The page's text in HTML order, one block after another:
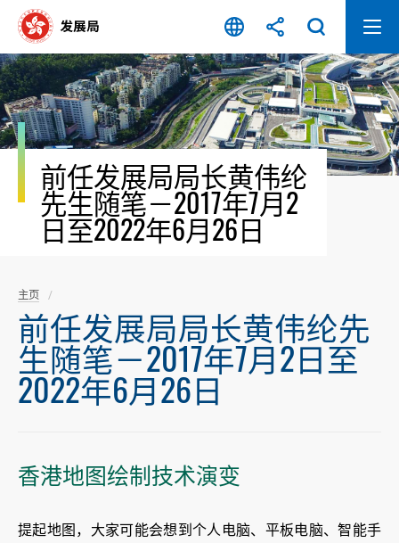
容
开
始
前任发展局局长黄伟纶
先生随笔－2017年7月2
日至2022年6月26日
主页
前任发展局局长黄伟纶先
生随笔－2017年7月2日至
2022年6月26日
香港地图绘制技术演变
提起地图，大家可能会想到个人电脑、平板电脑、智能手